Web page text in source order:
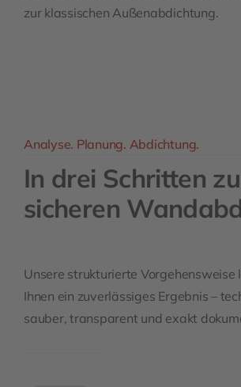
zur klassischen Außenabdichtung.
Analyse. Planung. Abdichtung.
In drei Schritten
sicheren
Unsere strukturierte Vorgehensweise
Ihnen ein zuverlässiges Ergebnis –
sauber, transparent und exakt